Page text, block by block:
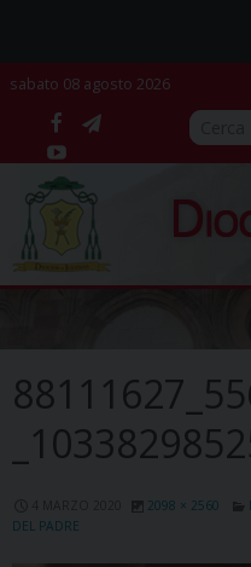
content
sabato 08 agosto 2026
facebook
telegram
YouTube
2098 × 2560
DEL PADRE